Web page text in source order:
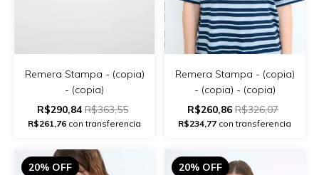
Remera Stampa - (copia)
- (copia)
R$290,84R$363,55
R$261,76 con transferencia
Remera Stampa - (copia)
- (copia) - (copia)
R$260,86 R$326,07
R$234,77 con transferencia
20% OFF 20% OFF